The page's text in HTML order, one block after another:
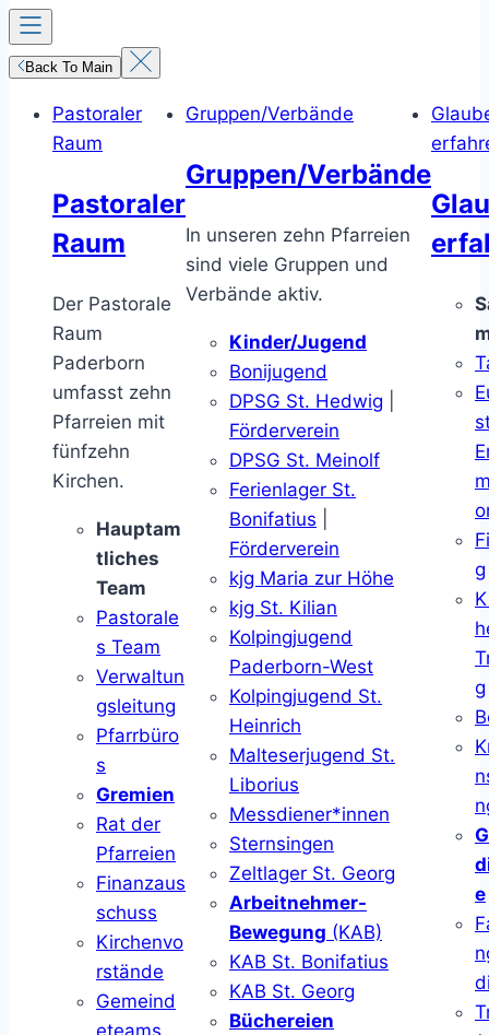
Back To Main
Pastoraler
Raum
Pastoraler
Raum
Der Pastorale
Raum
Paderborn
umfasst zehn
Pfarreien mit
fünfzehn
Kirchen.
Hauptam
tliches
Team
Pastorale
s Team
Verwaltun
gsleitung
Pfarrbüro
s
Gremien
Rat der
Pfarreien
Finanzaus
schuss
Kirchenvo
rstände
Gemeind
eteams
Gruppen/Verbände
Gruppen/Verbände
In unseren zehn Pfarreien
sind viele Gruppen und
Verbände aktiv.
Kinder/Jugend
Bonijugend
DPSG St. Hedwig
Förderverein
DPSG St. Meinolf
Ferienlager St.
Bonifatius
Förderverein
kjg Maria zur Höhe
kjg St. Kilian
Kolpingjugend
Paderborn-West
Kolpingjugend St.
Heinrich
Malteserjugend St.
Liborius
Messdiener*innen
Sternsingen
Zeltlager St. Georg
Arbeitnehmer-
Bewegung (KAB)
KAB St. Bonifatius
KAB St. Georg
Büchereien
g
g
e